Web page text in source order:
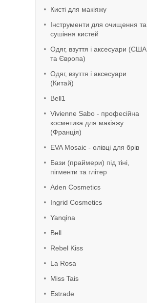
Кисті для макіяжу
Інструменти для очищення та
сушіння кистей
Одяг, взуття і аксесуари (США
та Європа)
Одяг, взуття і аксесуари
(Китай)
Bell1
Vivienne Sabo - професійна
косметика для макіяжу
(Франція)
EVA Mosaic - олівці для брів
Бази (праймери) під тіні,
пігменти та глітер
Aden Cosmetics
Ingrid Cosmetics
Yanqina
Bell
Rebel Kiss
La Rosa
Miss Tais
Estrade